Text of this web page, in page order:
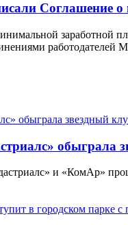
Соглашение
заработной
работодателей
и «КомАр»